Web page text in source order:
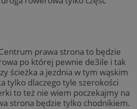
prawa strona to będzie
po której pewnie de3ile i tak
ścieżka a jezdnia w tym wąskim
tylko dlaczego tyle szerokości
to też nie wiem poczekajmy na
strona będzie tylko chodnikiem.